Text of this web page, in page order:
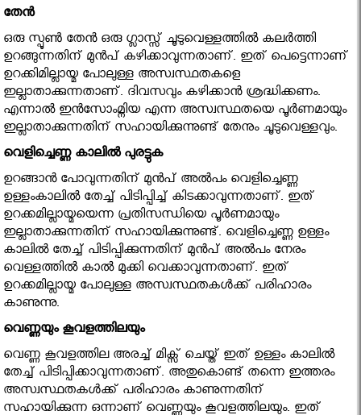
തേൻ
ഒരു സ്പൂൺ തേൻ ഒരു ഗ്ലാസ്സ് ചൂടുവെള്ളത്തിൽ കലർത്തി
ഉറങ്ങുന്നതിന് മുന്‍പ് കഴിക്കാവുന്നതാണ്. ഇത് പെട്ടെന്നാണ്
ഉറക്കിമില്ലായ്മ പോലുള്ള അസ്വസ്ഥതകളെ
ഇല്ലാതാക്കുന്നതാണ്. ദിവസവും കഴിക്കാൻ ശ്രദ്ധിക്കണം.
എന്നാൽ ഇൻസോംമ്നിയ എന്ന അസ്വസ്ഥതയെ പൂർണമായും
ഇല്ലാതാക്കുന്നതിന് സഹായിക്കുന്നുണ്ട് തേനും ചൂടുവെള്ളവും.
വെളിച്ചെണ്ണ കാലിൽ പുരട്ടുക
ഉറങ്ങാൻ പോവുന്നതിന് മുൻപ് അൽപം വെളിച്ചെണ്ണ
ഉള്ളംകാലിൽ തേച്ച് പിടിപ്പിച്ച് കിടക്കാവുന്നതാണ്. ഇത്
ഉറക്കമില്ലായ്മയെന്ന പ്രതിസന്ധിയെ പൂർണമായും
ഇല്ലാതാക്കുന്നതിന് സഹായിക്കുന്നുണ്ട്. വെളിച്ചെണ്ണ ഉള്ളം
കാലിൽ തേച്ച് പിടിപ്പിക്കുന്നതിന് മുൻപ് അൽപം നേരം
വെള്ളത്തിൽ കാൽ മുക്കി വെക്കാവുന്നതാണ്. ഇത്
ഉറക്കമില്ലായ്മ പോലുള്ള അസ്വസ്ഥതകൾക്ക് പരിഹാരം
കാണുന്നു.
വെണ്ണയും കൂവളത്തിലയും
വെണ്ണ കൂവളത്തില അരച്ച് മിക്സ് ചെയ്ത് ഇത് ഉള്ളം കാലിൽ
തേച്ച് പിടിപ്പിക്കാവുന്നതാണ്. അതുകൊണ്ട് തന്നെ ഇത്തരം
അസ്വസ്ഥതകൾക്ക് പരിഹാരം കാണുന്നതിന്
സഹായിക്കുന്ന ഒന്നാണ് വെണ്ണയും കൂവളത്തിലയും. ഇത്